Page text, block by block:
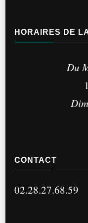
produit
HORAIRES DE
Du
CONTACT
02.28.27.68.59